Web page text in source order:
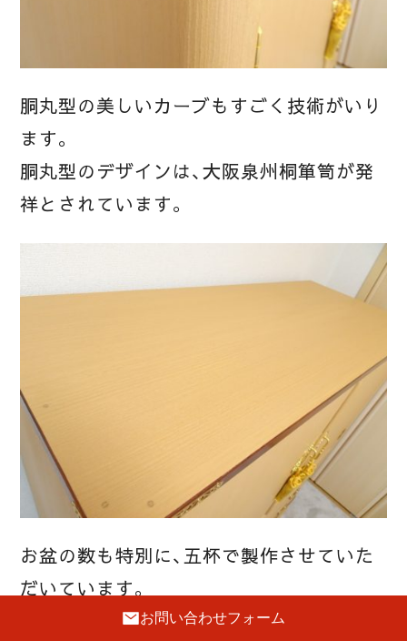
胴丸型の美しいカーブもすごく技術がいり
ます。
胴丸型のデザインは、大阪泉州桐箪笥が発
祥とされています。
お盆の数も特別に、五杯で製作させていた
だいています。
最高品質の壷盆と言うデザインの丸く削り
お問い合わせフォーム